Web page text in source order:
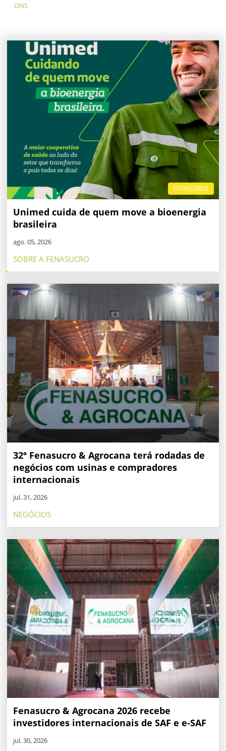
ONS
SPONSORED
Unimed cuida de quem move a bioenergia
brasileira
ago. 05, 2026
SOBRE A FENASUCRO
32ª Fenasucro & Agrocana terá rodadas de
negócios com usinas e compradores
internacionais
jul. 31, 2026
NEGÓCIOS
Fenasucro & Agrocana 2026 recebe
investidores internacionais de SAF e e-SAF
jul. 30, 2026